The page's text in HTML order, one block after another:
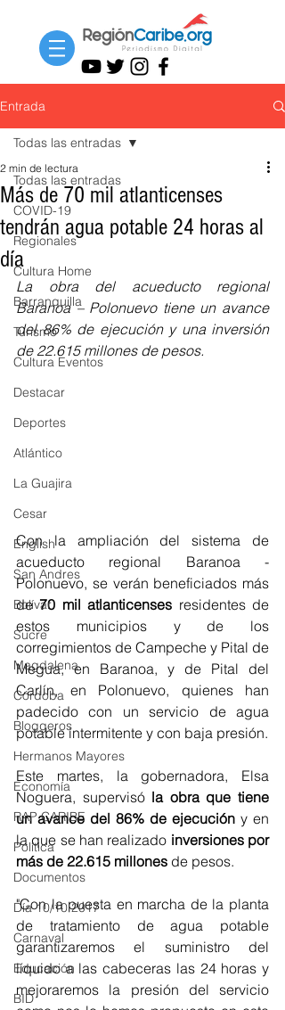
Entrada
Todas las entradas
COVID-19
Regionales
Cultura Home
Barranquilla
Turismo
Cultura Eventos
Destacar
Deportes
Atlántico
La Guajira
Cesar
English
San Andres
Bolívar
Sucre
Magdalena
Córdoba
Bloggeros
Hermanos Mayores
Economía
RAP CARIBE
Política
Documentos
Día 10/10 2017
Carnaval
Educación
BID
Todas las entradas
Más de 70 mil atlanticenses
tendrán agua potable 24 horas al
día
2 min de lectura
La obra del acueducto regional
Baranoa – Polonuevo tiene un avance
del 86% de ejecución y una inversión
de 22.615 millones de pesos.
Con la ampliación del sistema de
acueducto regional Baranoa -
Polonuevo, se verán beneficiados más
de 70 mil atlanticenses residentes de
estos municipios y de los
corregimientos de Campeche y Pital de
Megua, en Baranoa, y de Pital del
Carlín, en Polonuevo, quienes han
padecido con un servicio de agua
Este martes, la gobernadora, Elsa
Noguera, supervisó la obra que tiene
un avance del 86% de ejecución y en
la que se han realizado inversiones por
más de 22.615 millones de pesos.
"Con la puesta en marcha de la planta
de tratamiento de agua potable
garantizaremos el suministro del
líquido a las cabeceras las 24 horas y
mejoraremos la presión del servicio